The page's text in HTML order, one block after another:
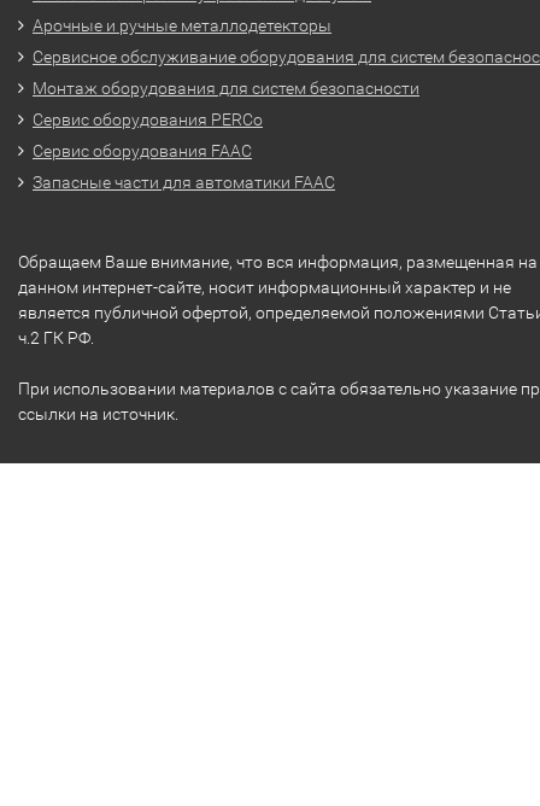
Арочные и ручные металлодетекторы
Сервисное обслуживание оборудования для систем
Монтаж оборудования для систем безопасности
Сервис оборудования PERCo
Сервис оборудования FAAC
Запасные части для автоматики FAAC
Обращаем Ваше внимание, что вся информация, размещенная на
данном интернет-сайте, носит информационный характер и не
является публичной офертой, определяемой положениями
ч.2 ГК РФ.
При использовании материалов с сайта обязательно указание
ссылки на источник.